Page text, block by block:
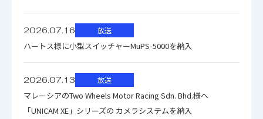
ンネル、各M/Eに送出容量960フレームFill/Keyを備えてい
ます。CGワイプキーは専用キーを装備
は、Image機能にも切替えられ、デフォーカス、ストロ
ボ、トレール、ライトなどのサブエフェクトに対応
●マルチビューワは2Kストリームで入力64列を備え、内部
入力映像変
換機能
フレームシンクロナイザ／カラーコ
レクタ／解像度(2K↔4K)／ダイナ
ミックレンジ(SDR↔HLG)／色域
(BT.709↔BT.2020)変換
入力映像変
20入力モジュール毎に15系統標準搭
メージ効果
●送出は、ワイプアイコンを選択する操作と同様、フェー
ダーレバーに隣接するアイコンメニューで選択により、簡単
送出可能
2026.07.16 放送
ハートス様に小型スイッチャーMuPS-5000を納入
2026.07.13 放送
マレーシアのTwo Wheels Motor Racing Sdn. Bhd.様へ
「UNICAM XE」シリーズの カメラシステムを納入